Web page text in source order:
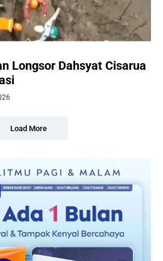
Longsor Dahsyat Cisarua
Load More